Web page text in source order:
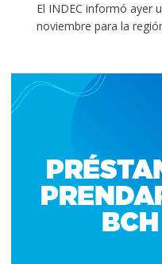
El INDEC informó ayer
noviembre para la